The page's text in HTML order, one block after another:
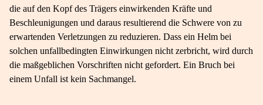
die auf den Kopf des Trägers einwirkenden Kräfte und
Beschleunigungen und daraus resultierend die Schwere von zu
erwartenden Verletzungen zu reduzieren. Dass ein Helm bei
solchen unfallbedingten Einwirkungen nicht zerbricht, wird durch
die maßgeblichen Vorschriften nicht gefordert. Ein Bruch bei
einem Unfall ist kein Sachmangel.